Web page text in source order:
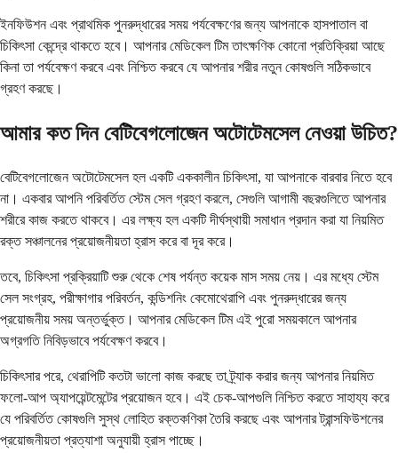
ইনফিউশন এবং প্রাথমিক পুনরুদ্ধারের সময় পর্যবেক্ষণের জন্য আপনাকে হাসপাতাল বা
চিকিৎসা কেন্দ্রে থাকতে হবে। আপনার মেডিকেল টিম তাৎক্ষণিক কোনো প্রতিক্রিয়া আছে
কিনা তা পর্যবেক্ষণ করবে এবং নিশ্চিত করবে যে আপনার শরীর নতুন কোষগুলি সঠিকভাবে
গ্রহণ করছে।
আমার কত দিন বেটিবেগলোজেন অটোটেমসেল নেওয়া উচিত?
বেটিবেগলোজেন অটোটেমসেল হল একটি এককালীন চিকিৎসা, যা আপনাকে বারবার নিতে হবে
না। একবার আপনি পরিবর্তিত স্টেম সেল গ্রহণ করলে, সেগুলি আগামী বছরগুলিতে আপনার
শরীরে কাজ করতে থাকবে। এর লক্ষ্য হল একটি দীর্ঘস্থায়ী সমাধান প্রদান করা যা নিয়মিত
রক্ত ​​সঞ্চালনের প্রয়োজনীয়তা হ্রাস করে বা দূর করে।
তবে, চিকিৎসা প্রক্রিয়াটি শুরু থেকে শেষ পর্যন্ত কয়েক মাস সময় নেয়। এর মধ্যে স্টেম
সেল সংগ্রহ, পরীক্ষাগার পরিবর্তন, কন্ডিশনিং কেমোথেরাপি এবং পুনরুদ্ধারের জন্য
প্রয়োজনীয় সময় অন্তর্ভুক্ত। আপনার মেডিকেল টিম এই পুরো সময়কালে আপনার
অগ্রগতি নিবিড়ভাবে পর্যবেক্ষণ করবে।
চিকিৎসার পরে, থেরাপিটি কতটা ভালো কাজ করছে তা ট্র্যাক করার জন্য আপনার নিয়মিত
ফলো-আপ অ্যাপয়েন্টমেন্টের প্রয়োজন হবে। এই চেক-আপগুলি নিশ্চিত করতে সাহায্য করে
যে পরিবর্তিত কোষগুলি সুস্থ লোহিত রক্তকণিকা তৈরি করছে এবং আপনার ট্রান্সফিউশনের
প্রয়োজনীয়তা প্রত্যাশা অনুযায়ী হ্রাস পাচ্ছে।